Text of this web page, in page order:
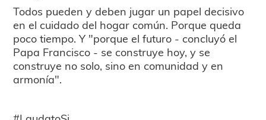
Todos pueden y deben jugar un papel decisivo
en el cuidado del hogar común. Porque queda
poco tiempo. Y "porque el futuro - concluyó el
Papa Francisco - se construye hoy, y se
construye no solo, sino en comunidad y en
armonía".